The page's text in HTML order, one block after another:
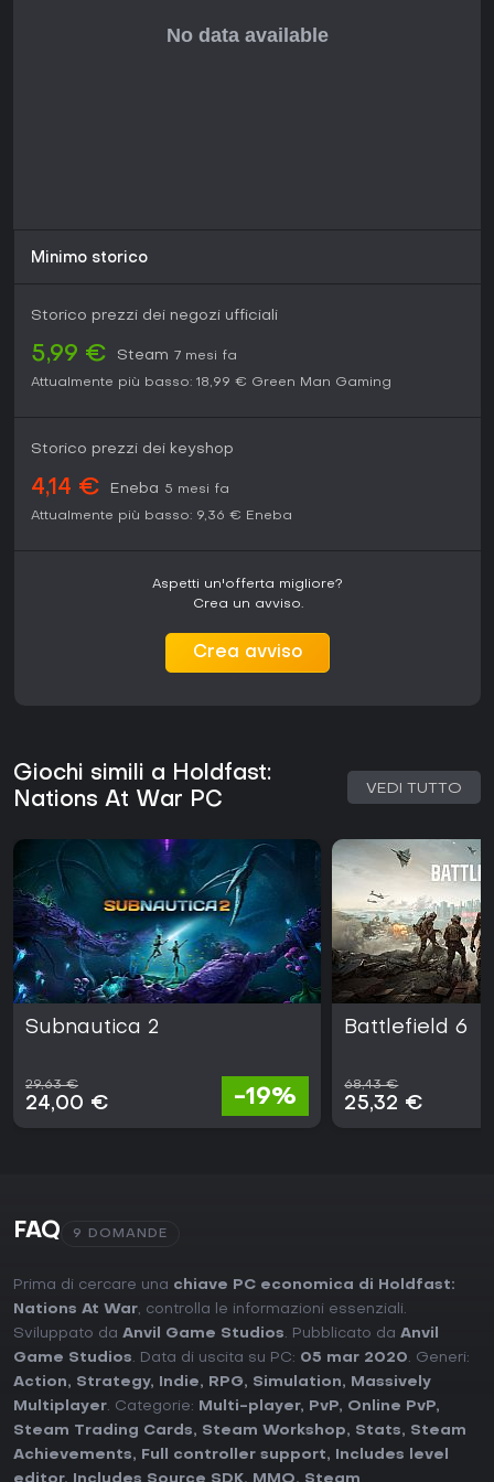
Minimo storico
Storico prezzi dei negozi ufficiali
5,99 € Steam 7 mesi fa
Attualmente più basso: 18,99 € Green Man Gaming
Storico prezzi dei keyshop
4,14 € Eneba 5 mesi fa
Attualmente più basso: 9,36 € Eneba
Aspetti un'offerta migliore?
Crea un avviso.
Crea avviso
Giochi simili a Holdfast:
Nations At War PC
VEDI TUTTO
Subnautica 2
29,63 €
24,00 € -19%
Battlefield 6
68,43 €
25,32 €
FAQ 9 DOMANDE
Prima di cercare una chiave PC economica di Holdfast:
Nations At War, controlla le informazioni essenziali.
Sviluppato da Anvil Game Studios. Pubblicato da Anvil
Game Studios. Data di uscita su PC: 05 mar 2020. Generi:
Action, Strategy, Indie, RPG, Simulation,
Massively
Multiplayer. Categorie: Multi-player, PvP, Online PvP,
Steam Trading Cards, Steam Workshop, Stats, Steam
Achievements, Full controller support,
Includes level